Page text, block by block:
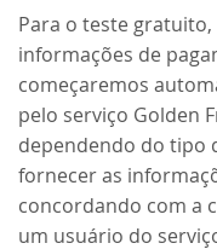
Para o teste
informações de
começaremos
pelo serviço Golden
dependendo do tipo
fornecer as
concordando com a
um usuário do